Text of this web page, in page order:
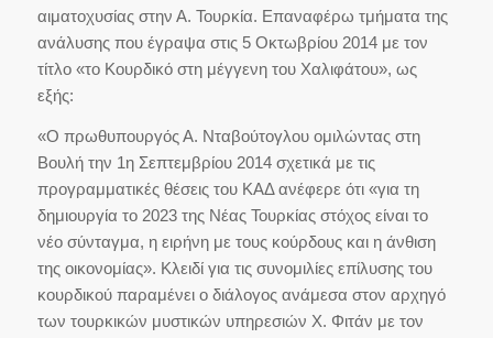
αιματοχυσίας στην Α. Τουρκία. Επαναφέρω τμήματα της
ανάλυσης που έγραψα στις 5 Οκτωβρίου 2014 με τον
τίτλο «το Κουρδικό στη μέγγενη του Χαλιφάτου», ως
εξής:
«Ο πρωθυπουργός Α. Νταβούτογλου ομιλώντας στη
Βουλή την 1η Σεπτεμβρίου 2014 σχετικά με τις
προγραμματικές θέσεις του ΚΑΔ ανέφερε ότι «για τη
δημιουργία το 2023 της Νέας Τουρκίας στόχος είναι το
νέο σύνταγμα, η ειρήνη με τους κούρδους και η άνθιση
της οικονομίας». Κλειδί για τις συνομιλίες επίλυσης του
κουρδικού παραμένει ο διάλογος ανάμεσα στον αρχηγό
των τουρκικών μυστικών υπηρεσιών Χ. Φιτάν με τον